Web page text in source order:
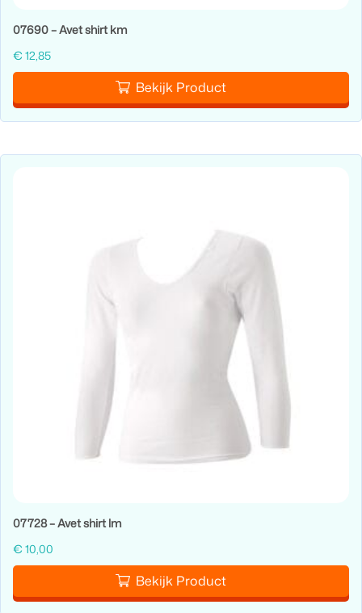
07690 – Avet shirt km
€ 12,85
Bekijk Product
07728 – Avet shirt lm
€ 10,00
Bekijk Product